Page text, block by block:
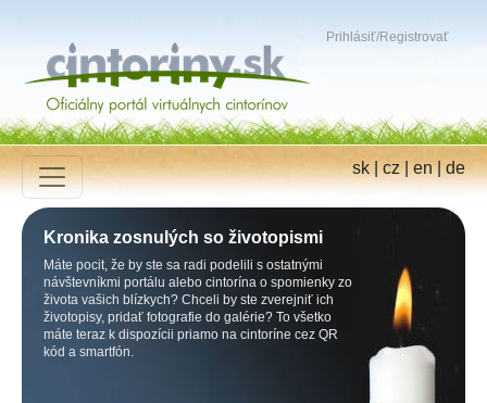
Prihlásiť/Registrovať
sk|cz|en|de
Kronika zosnulých so životopismi
Máte pocit, že by ste sa radi podelili s ostatnými
návštevníkmi portálu alebo cintorína o spomienky zo
života vašich blízkych? Chceli by ste zverejniť ich
životopisy, pridať fotografie do galérie? To všetko
máte teraz k dispozícii priamo na cintoríne cez QR
kód a smartfón.